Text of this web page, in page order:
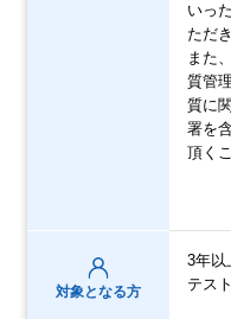
いっ
ただ
また
質管
質に
署を
頂く
対象となる方
3年以
テス